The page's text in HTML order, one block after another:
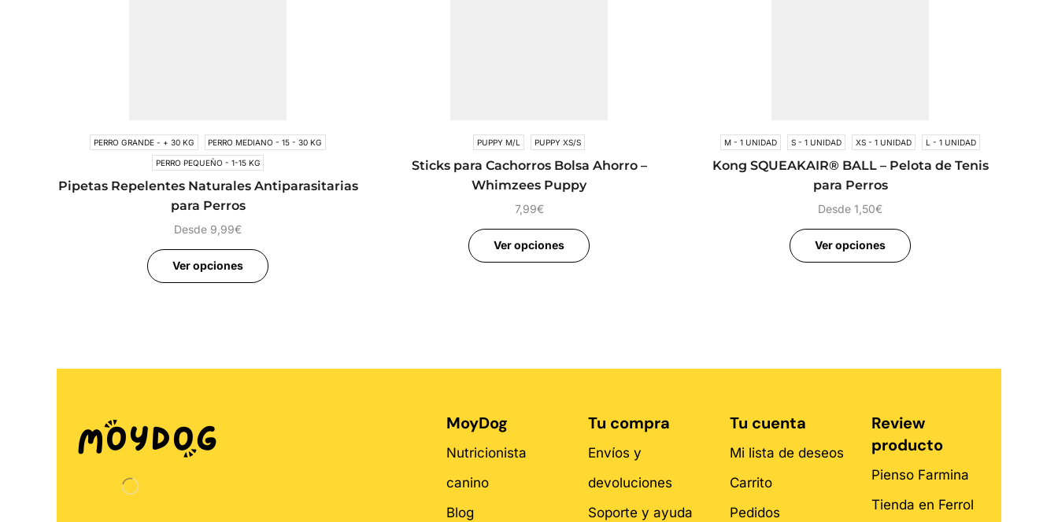
PERRO GRANDE - + 30 KG PERRO MEDIANO - 15 - 30 KG
PERRO PEQUEÑO - 1-15 KG
Pipetas Repelentes Naturales Antiparasitarias
para Perros
Desde 9,99€
Ver opciones
PUPPY M/L PUPPY XS/S
Sticks para Cachorros Bolsa Ahorro –
Whimzees Puppy
7,99€
Ver opciones
M - 1 UNIDAD S - 1 UNIDAD XS - 1 UNIDAD L - 1 UNIDAD
Kong SQUEAKAIR® BALL – Pelota de Tenis
para Perros
Desde 1,50€
Ver opciones
MoyDog
Nutricionista
canino
Blog
Tu compra
Envíos y
devoluciones
Soporte y ayuda
Tu cuenta
Mi lista de deseos
Carrito
Pedidos
Review
producto
Pienso Farmina
Tienda en Ferrol